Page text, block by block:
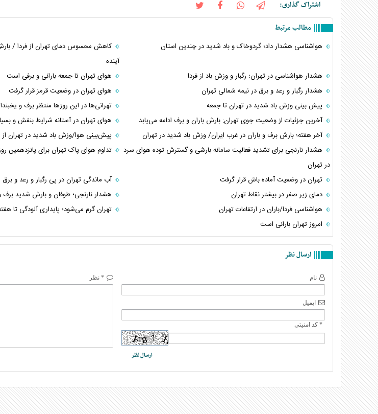
اشتراک گذاری:
مطالب مرتبط
هواشناسی هشدار داد؛ گردوخاک و باد شدید در چندین استان
کاهش محسوس دمای تهران از فردا /
آینده
هشدار هواشناسی در تهران؛ رگبار و وزش باد از فردا
هوای تهران تا جمعه بارانی و برفی است
هشدار رگبار و رعد و برق در نیمه شمالی تهران
هوای تهران در وضعیت قرمز قرار گرفت
پیش بینی وزش باد شدید در تهران تا جمعه
تهرانی‌ها در این روزها منتظر برف و
آخرین جزئیات از وضعیت جوی تهران: بارش باران و برف ادامه می‌یابد
هوای تهران در آستانه شرایط بنفش و
آخر هفته؛ بارش برف و باران در غرب ایران/ وزش باد شدید در تهران
پیش‌بینی هوا/وزش باد شدید در تهران از
هشدار نارنجی برای تشدید فعالیت سامانه بارشی و گسترش توده هوای سرد
در تهران
تداوم هوای پاک تهران برای پانزدهمین
تهران در وضعیت آماده باش قرار گرفت
آب ماندگی تهران در پی رگبار و رعد و برق
دمای زیر صفر در بیشتر نقاط تهران
هشدار نارنجی؛ طوفان و بارش شدید برف
هواشناسی فردا/باران در ارتفاعات تهران
تهران گرم می‌شود؛ پایداری آلودگی تا
امروز تهران بارانی است
ارسال نظر
نام
ایمیل
* کد امنیتی
* نظر